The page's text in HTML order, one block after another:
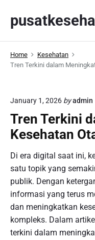
p
Home
Kesehatan
Tren Terkini dalam
January 1, 2026 byadmin
Tren Terkini
Kesehatan
Di era digital saat ini,
satu topik yang
publik. Dengan
informasi yang terus
dan meningkatkan
kompleks. Dalam
terkini dalam